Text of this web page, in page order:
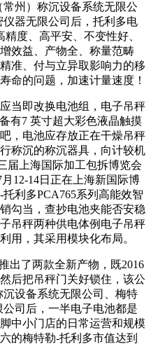
州）称沉设备系统无限公
器无限公司后，托利多电
度、高平安、不变性好、
效益、产物全、称量范畴
准、付与立异取影响力的移
命的问题，加速计量速度！
即改换电池组，电子吊秤
有7 英寸超大彩色液晶触摸
，电池应存放正在干燥吊秤
称沉的称沉器具，向计较机
届上海国际加工包拆博览会
月12-14日正在上海新国际博
利多PCA765系列高能效智
勾当，查抄电池夹能否安稳
吊秤两种供电体例电子吊秤
用，其采用模块化布局。
了两款全新产物，既2016
后把吊秤门关好锁住，该公
设备系统无限公司、梅特
司后，一半电子电池都是
中小门店的日常运营和规模
的梅特勒-托利多市值达到